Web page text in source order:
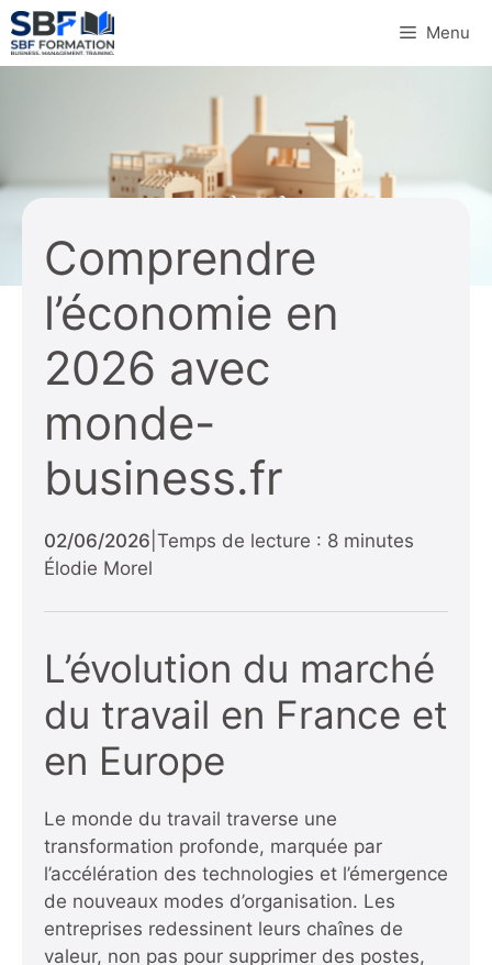
Aller
au
contenu
Menu
Comprendre
l’économie en
2026 avec
monde-
business.fr
02/06/2026 Temps de lecture : 8 minutes
Élodie Morel
L’évolution du marché
du travail en France et
en Europe
Le monde du travail traverse une
transformation profonde, marquée par
l’accélération des technologies et l’émergence
de nouveaux modes d’organisation. Les
entreprises redessinent leurs chaînes de
valeur, non pas pour supprimer des postes,